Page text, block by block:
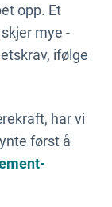
opp. Et
mye -
ifølge
har vi
først å